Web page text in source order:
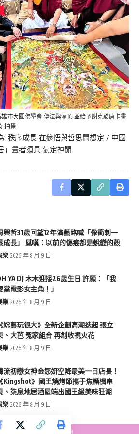
市大圓佛學會 傳法與灌頂 並給予謝克駿唐卡畫
拍攝
: 秩序成長 在參悟與哲思間想定 / 中國
」畫者須具 氣定神閒
興哲31歲回望12年演藝路喊「像衝刺一
成長」 感嘆：以前的傷痕都是蛻變的殼
樂 2026 年 8 月 9 日
YA DJ 木木迎接26歲生日 許願：「我
當電影女主角！」
樂 2026 年 8 月 9 日
《綜藝玩很大》全新企劃高潮迭起 張立
、大芭 冤家組合 再創收視火花
樂 2026 年 8 月 9 日
流初戀女神金娜妍空降最美一日店長！
《Kingshot》國王燒烤節攜手焦糖楓串
、柒息地居酒屋端出國王級美味狂潮
樂 2026 年 8 月 9 日
© more-new.tw 墨新聞